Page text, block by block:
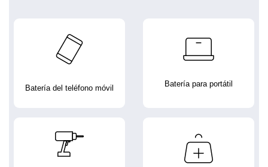
Batería del teléfono móvil Batería para portátil